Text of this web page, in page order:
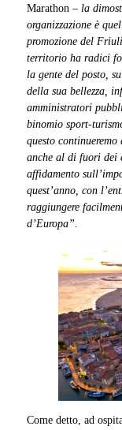
Marathon – la
organizzazione è
promozione del
territorio ha radici
la gente del posto,
della sua bellezza,
amministratori
binomio sport-
questo
anche al di fuori dei
affidamento
quest’anno, con
raggiungere
d’Europa”.
Come detto, ad